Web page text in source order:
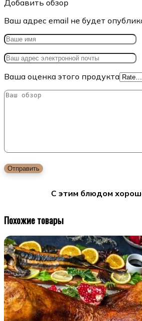
Добавить обзор
Ваш адрес email не будет
Ваша оценка этого продукта
С этим блюдом
Похожие товары